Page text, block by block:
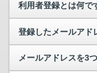
利用者登録とは何で
登録したメールアド
メールアドレスを3